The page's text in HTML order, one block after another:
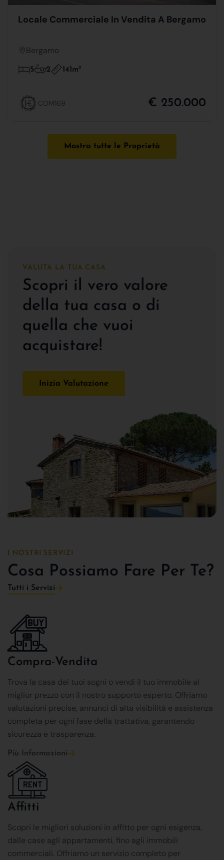
Locale Commerciale In Vendita A Bergamo
Bergamo
5 2 141m2
COM169 € 250.000
Mostra tutte le Proprietà
VALUTA LA TUA CASA
Scopri il vero valore
della tua casa o di
quella che vuoi
acquistare!
Inizia Valutazione
I NOSTRI SERVIZI
Cosa Possiamo Fare Per Te?
Tutti i Servizi
Compra-Vendita
Trova la casa dei tuoi sogni o vendi il tuo immobile al
miglior prezzo con il nostro supporto esperto. Offriamo
valutazioni precise, annunci di alta visibilità e assistenza
completa per ogni fase della trattativa, garantendo
sicurezza e trasparenza.
Più Informazioni
Affitti
Scopri le migliori soluzioni in affitto per ogni esigenza,
dalle case agli appartamenti, fino agli immobili
commerciali. Offriamo un servizio completo per